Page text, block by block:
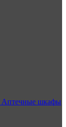
Аптечные шкафы